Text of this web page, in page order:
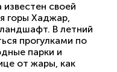
своей
горы Хаджар,
В летний
прогулками по
парки и
от жары, как